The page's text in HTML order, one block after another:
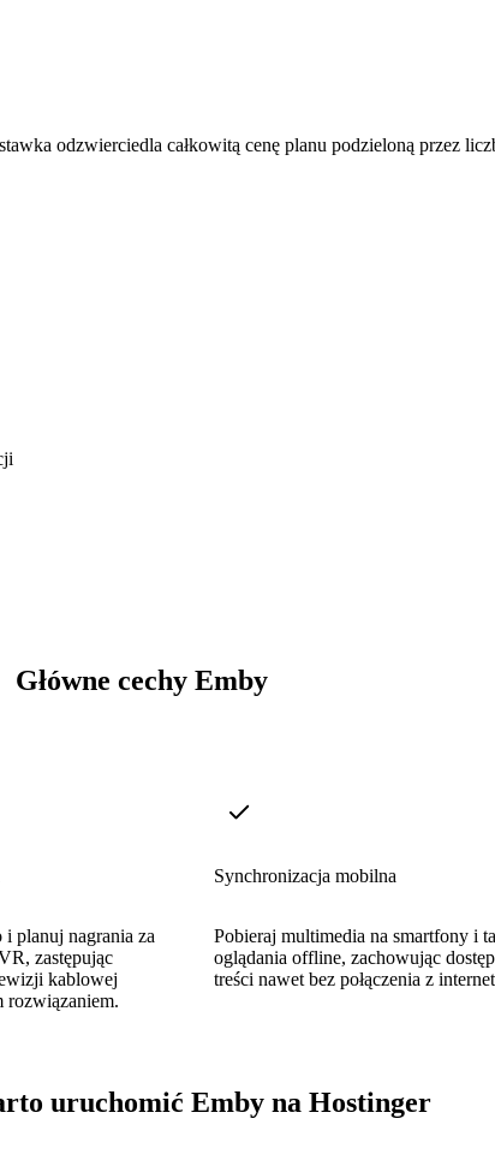
odzwierciedla całkowitą cenę planu podzieloną przez
Główne cechy Emby
planuj nagrania za
zastępując
kablowej
rozwiązaniem.
Synchronizacja mobilna
Pobieraj multimedia na smartfony i
oglądania offline, zachowując
treści nawet bez połączenia z
uruchomić Emby na Hostinger